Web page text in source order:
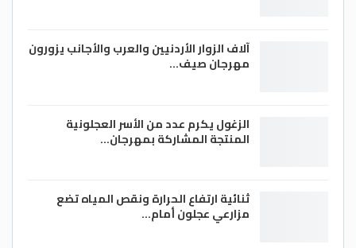
آلاف الزوار الأردنيين والعرب والأجانب يزورون
مهرجان صيف…
الزغول يكرم عدد من الأسر العجلونية
المنتجة المشاركة بمهرجان…
ثنائية ارتفاع الحرارة ونقص المياه تضع
مزارعي عجلون أمام…